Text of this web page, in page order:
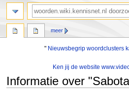
" Nieuwsbegrip woordclusters
Ken jij de website
Informatie over
meer
zoeken